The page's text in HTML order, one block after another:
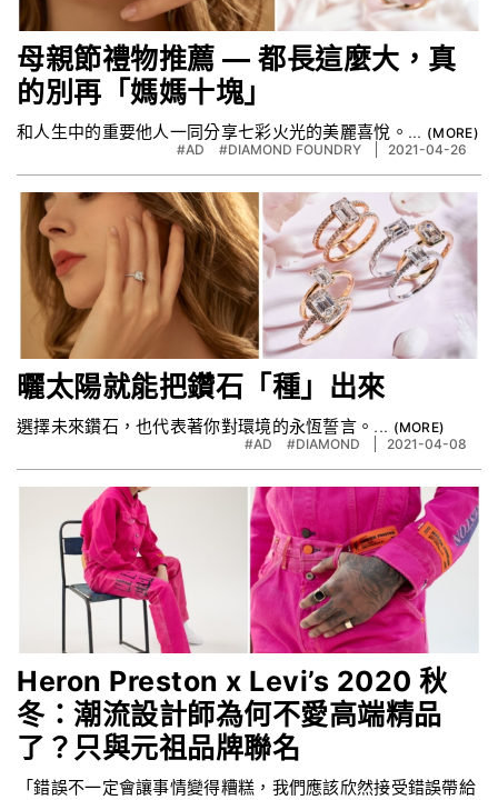
母親節禮物推薦 — 都長這麼大，真
的別再「媽媽十塊」
和人生中的重要他人一同分享七彩火光的美麗喜悅。...
#AD #DIAMOND FOUNDRY 2021-04-26
曬太陽就能把鑽石「種」出來
選擇未來鑽石，也代表著你對環境的永恆誓言。...
#AD #DIAMOND 2021-04-08
Heron Preston x Levi’s 2020 秋
冬：潮流設計師為何不愛高端精品
了？只與元祖品牌聯名
「錯誤不一定會讓事情變得糟糕，我們應該欣然接受錯誤帶給